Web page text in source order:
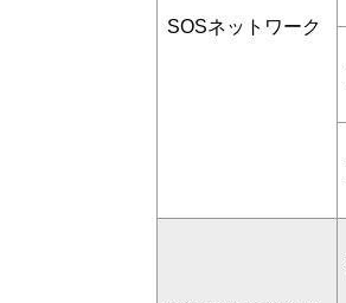
SOSネットワーク